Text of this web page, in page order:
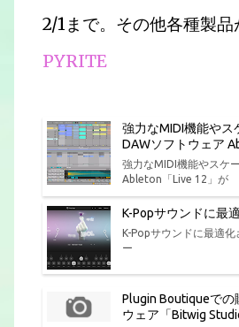
2/1まで。その他各種製品
PYRITE
強力なMIDI機能や
DAWソフトウェア
強力なMIDI機能やスケ
Ableton「Live 12」が
K-Popサウンドに最
K-Popサウンドに最適
ー
Plugin Boutiqueでの
ウェア「Bitwig